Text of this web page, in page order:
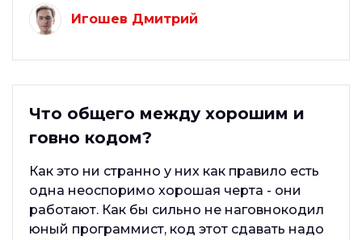
Игошев Дмитрий
Что общего между хорошим и
говно кодом?
Как это ни странно у них как правило есть
одна неоспоримо хорошая черта - они
работают. Как бы сильно не наговнокодил
юный программист, код этот сдавать надо